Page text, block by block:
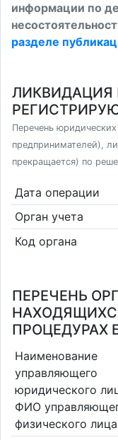
информации по
разделе
Перечень
предпринимателей),
прекращается) по
Дата операции
Орган учета
Код органа
ПЕРЕЧЕНЬ
ПРОЦЕДУРАХ
Наименование
управляющего
юридического
ФИО
физического лица